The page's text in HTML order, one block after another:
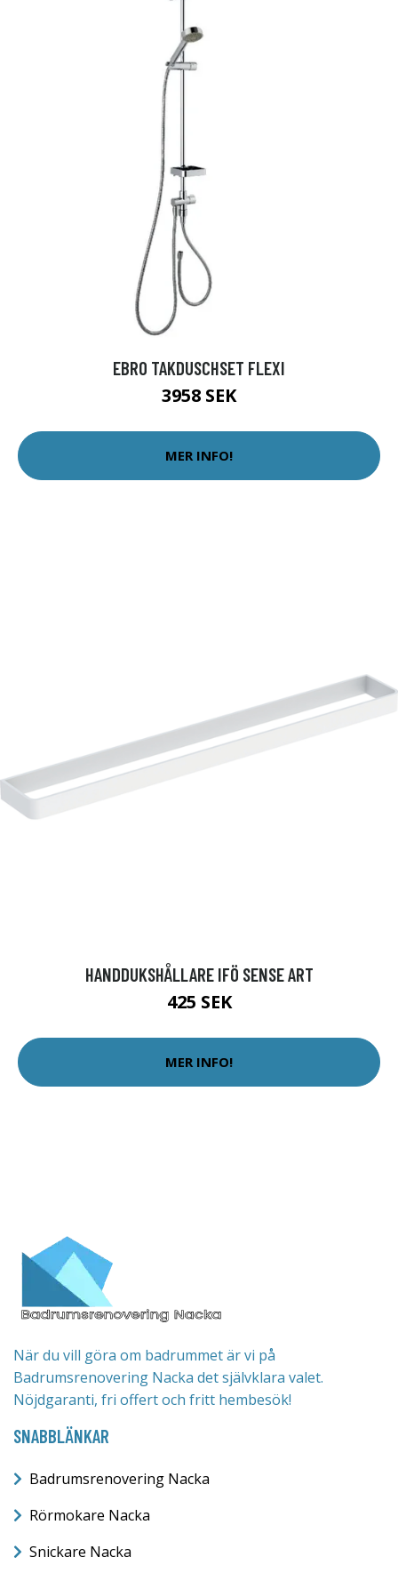
EBRO TAKDUSCHSET FLEXI
3958 SEK
MER INFO!
HANDDUKSHÅLLARE IFÖ SENSE ART
425 SEK
MER INFO!
När du vill göra om badrummet är vi på
Badrumsrenovering Nacka det självklara valet.
Nöjdgaranti, fri offert och fritt hembesök!
SNABBLÄNKAR
Badrumsrenovering Nacka
Rörmokare Nacka
Snickare Nacka